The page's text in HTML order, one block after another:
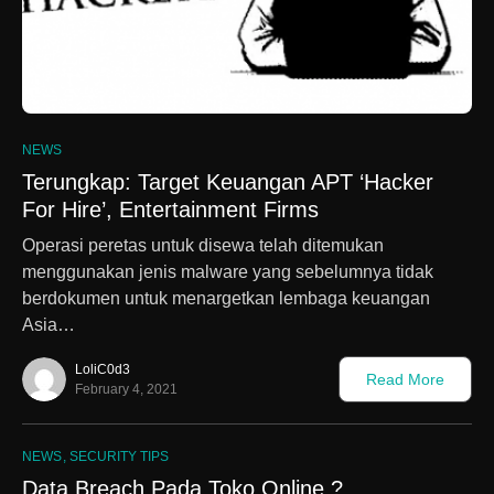
NEWS
Terungkap: Target Keuangan APT ‘Hacker
For Hire’, Entertainment Firms
Operasi peretas untuk disewa telah ditemukan
menggunakan jenis malware yang sebelumnya tidak
berdokumen untuk menargetkan lembaga keuangan
Asia…
LoliC0d3
February 4, 2021
Read More
NEWS SECURITY TIPS
Data Breach Pada Toko Online ?